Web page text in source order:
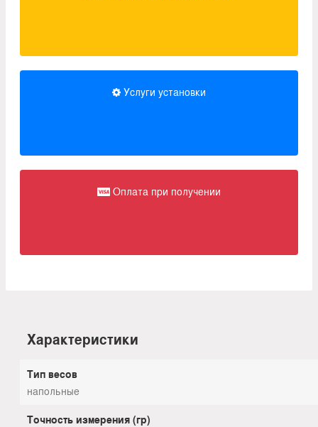
Услуги установки
Оплата при получении
Характеристики
Тип весов
напольные
Точность измерения (гр)